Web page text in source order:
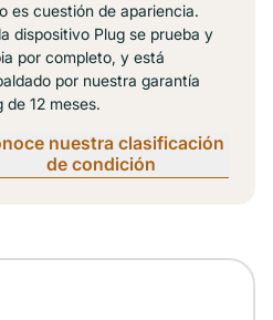
es cuestión de apariencia.
dispositivo Plug se prueba y
por completo, y está
por nuestra garantía
de 12 meses.
nuestra clasificación
de condición